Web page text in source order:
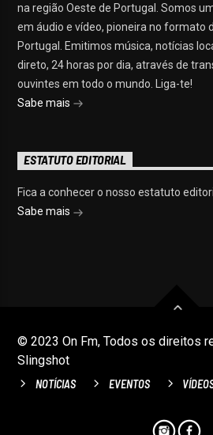
na região Oeste de Portugal. Somos
em áudio e vídeo, pioneira no formato
Portugal. Emitimos música, notícias
direto, 24 horas por dia, através de
ouvintes em todo o mundo. Liga-te!
Sabe mais
ESTATUTO EDITORIAL
Fica a conhecer o nosso estatuto
Sabe mais
© 2023 On Fm, Todos os direitos
Slingshot
NOTÍCIAS EVENTOS